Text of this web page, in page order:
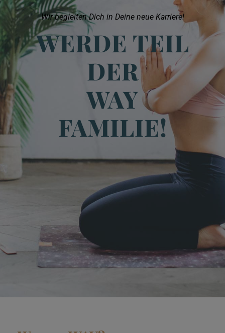
Wir begleiten Dich in Deine neue Karriere!
WERDE TEIL
DER
WAY
FAMILIE!